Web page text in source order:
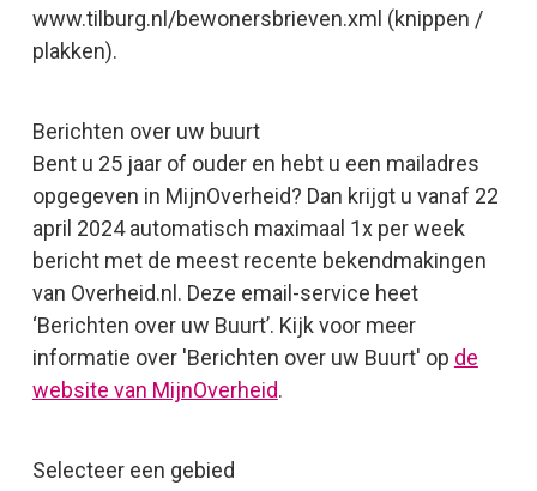
www.tilburg.nl/bewonersbrieven.xml (knippen /
plakken).
Berichten over uw buurt
Bent u 25 jaar of ouder en hebt u een mailadres
opgegeven in MijnOverheid? Dan krijgt u vanaf 22
april 2024 automatisch maximaal 1x per week
bericht met de meest recente bekendmakingen
van Overheid.nl. Deze email-service heet
‘Berichten over uw Buurt’. Kijk voor meer
informatie over 'Berichten over uw Buurt' op de
website van MijnOverheid.
Selecteer een gebied